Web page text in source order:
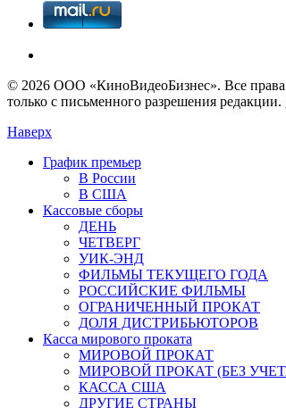
© 2026 OOО «КиноВидеоБизнес». Все права
только с письменного разрешения редакции.
Наверх
График премьер
В России
В США
Кассовые сборы
ДЕНЬ
ЧЕТВЕРГ
УИК-ЭНД
ФИЛЬМЫ ТЕКУЩЕГО ГОДА
РОССИЙСКИЕ ФИЛЬМЫ
ОГРАНИЧЕННЫЙ ПРОКАТ
ДОЛЯ ДИСТРИБЬЮТОРОВ
Касса мирового проката
МИРОВОЙ ПРОКАТ
МИРОВОЙ ПРОКАТ (БЕЗ
КАССА США
ДРУГИЕ СТРАНЫ